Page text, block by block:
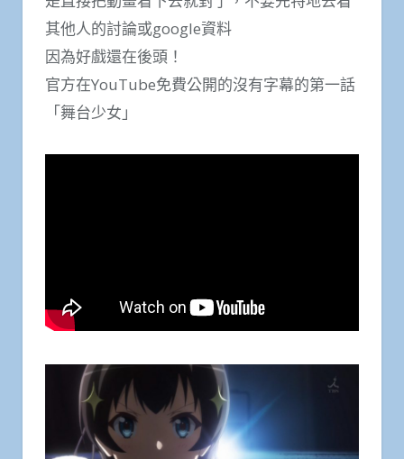
其他人的討論或google資料
因為好戲還在後頭！
官方在YouTube免費公開的沒有字幕的第一話
「舞台少女」